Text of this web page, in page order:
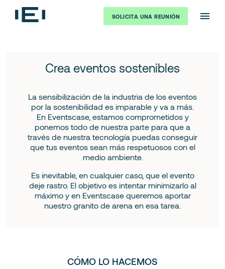
SOLICITA UNA REUNIÓN
Crea eventos sostenibles
La sensibilización de la industria de los eventos
por la sostenibilidad es imparable y va a más.
En Eventscase, estamos comprometidos y
ponemos todo de nuestra parte para que a
través de nuestra tecnología puedas conseguir
que tus eventos sean más respetuosos con el
medio ambiente.
Es inevitable, en cualquier caso, que el evento
deje rastro. El objetivo es intentar minimizarlo al
máximo y en Eventscase queremos aportar
nuestro granito de arena en esa tarea.
CÓMO LO HACEMOS